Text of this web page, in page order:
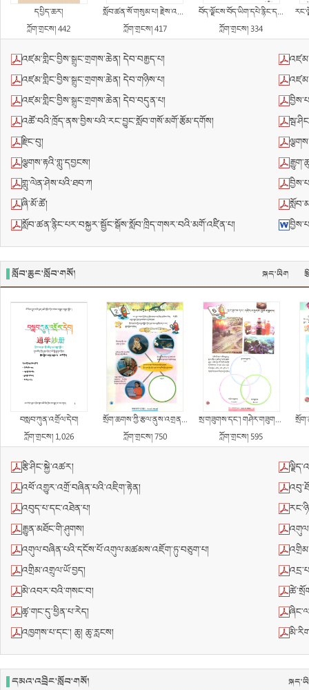
དཔྱིད་ཆར།
ཀློག་གྲངས། 442
སློབ་ཚན་སོ་གསུམ་པ། རྗེས་འཇུག་གི་རྟགས་ཀྱི་འཇུག་པ་བཤད་པ།
ཀློག་གྲངས། 417
བོད་ལྗོངས་བོད་ཡིག་དཔེ་རྙིང་དཔེ་སྐྲུན་ཁང་གིས་རིང་མིན་དཔར་སྐྲུན་བྱ་རྒྱུའི་དཔེ་དེབ་ཁག་ཅིག་ངོ་སྤྲོད།
ཀློག་གྲངས། 334
འཛམ་གླིང་བྱིས་སྒྲུང་གྲགས་ཆེན། དེབ་བརྒྱད་པ།
འཛམ་གླིང་བྱིས་སྒྲུང་གྲགས་ཆེན། དེབ་གཉིས་པ།
འཛམ་གླིང་བྱིས་སྒྲུང་གྲགས་ཆེན། དེབ་བདུན་པ།
འཚོ་བའི་ཁྲོད་ནས་བྱིས་པའི་རང་བྱུང་སློབ་གསོ་མགོ་རྩོམ་དགོས།
རྫིང་བུ།
ལྕགས་རྟའི་གླུ་དབྱངས།
གླུ་ལེན་ཤེས་པའི་ཐབ་ཀ
ཞི་མོ་ཚོ།
སློབ་ཚན་རྙིང་པར་བསྐྱར་སྦྱོང་སྒོས་སློབ་ཁྲིད་གསར་བའི་མགོ་འཛིན་པ།
སློབ་ཆུང་སློབ་གསོ། སྐད་ཡིག
བསླབ་ཀུན་འགྲོལ་དེབ།
ཀློག་གྲངས། 1,026
སྲོག་ཆགས་ཀྱི་རྩལ་ནུས་འགྲན་ཚོགས།
ཀློག་གྲངས། 750
སྲ་གཟུགས་དང་། གཤེར་གཟུགས། རླུང་གཟུགས།
ཀློག་གྲངས། 595
རྩི་ཤིང་སྐྱེ་འཚར།
འཕོ་འགྱུར་འགྲོ་བཞིན་པའི་འཇིག་རྟེན།
འབུད་པ་དང་འཐེན་པ།
རྒྱུན་མཐོང་གི་ཤུགས།
འགུལ་བཞིན་པའི་དངོས་པོ་འགུལ་མཚམས་འཇོག་ཏུ་བཅུག་པ།
འགྲིམ་འགྲུལ་ཡོ་བྱད།
མེ་འབར་བའི་གསང་བ།
ཚྭ་གང་དུ་ཕྱིན་པ་རེད།
འཁྱགས་པ་དང་། ཆུ། ཆུ་རླངས།
དམའ་འབྲིང་སློབ་གསོ།